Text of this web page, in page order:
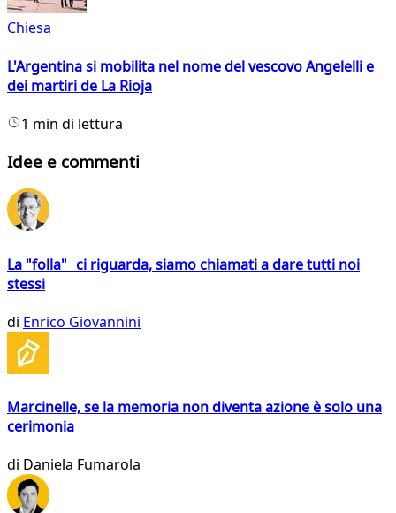
Chiesa
L'Argentina si mobilita nel nome del vescovo Angelelli e
dei martiri de La Rioja
1 min di lettura
Idee e commenti
La "folla" ci riguarda, siamo chiamati a dare tutti noi
stessi
di Enrico Giovannini
Marcinelle, se la memoria non diventa azione è solo una
cerimonia
di Daniela Fumarola